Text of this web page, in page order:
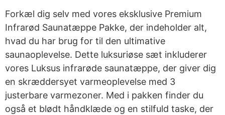
Forkæl dig selv med vores eksklusive Premium
Infrarød Saunatæppe Pakke, der indeholder alt,
hvad du har brug for til den ultimative
saunaoplevelse. Dette luksuriøse sæt inkluderer
vores Luksus infrarøde saunatæppe, der giver dig
en skræddersyet varmeoplevelse med 3
justerbare varmezoner. Med i pakken finder du
også et blødt håndklæde og en stilfuld taske, der